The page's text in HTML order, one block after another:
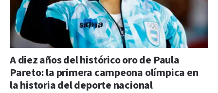
A diez años del histórico oro de Paula
Pareto: la primera campeona olímpica en
la historia del deporte nacional